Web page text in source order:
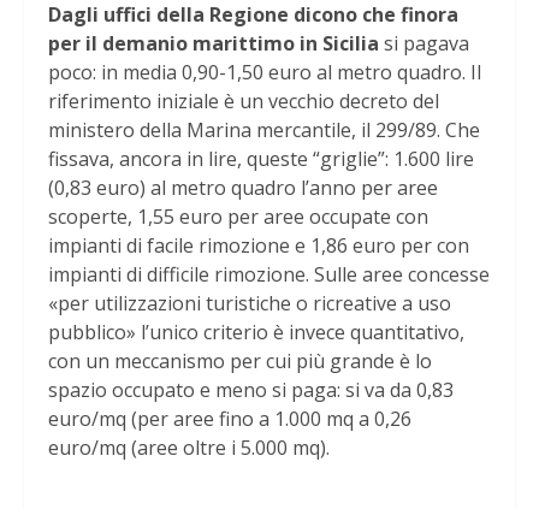
Dagli uffici della Regione dicono che finora
per il demanio marittimo in Sicilia si pagava
poco: in media 0,90-1,50 euro al metro quadro. Il
riferimento iniziale è un vecchio decreto del
ministero della Marina mercantile, il 299/89. Che
fissava, ancora in lire, queste “griglie”: 1.600 lire
(0,83 euro) al metro quadro l’anno per aree
scoperte, 1,55 euro per aree occupate con
impianti di facile rimozione e 1,86 euro per con
impianti di difficile rimozione. Sulle aree concesse
«per utilizzazioni turistiche o ricreative a uso
pubblico» l’unico criterio è invece quantitativo,
con un meccanismo per cui più grande è lo
spazio occupato e meno si paga: si va da 0,83
euro/mq (per aree fino a 1.000 mq a 0,26
euro/mq (aree oltre i 5.000 mq).